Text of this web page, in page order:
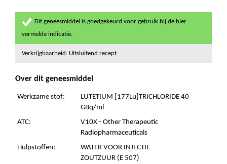
Dit geneesmiddel is goedgekeurd voor gebruik bij de hier
vermelde indicatie.
Verkrijgbaarheid: Uitsluitend recept
Over dit geneesmiddel
Werkzame stof:
LUTETIUM [177Lu]TRICHLORIDE 40
GBq/ml
ATC:
V10X - Other Therapeutic
Radiopharmaceuticals
Hulpstoffen:
WATER VOOR INJECTIE
ZOUTZUUR (E 507)